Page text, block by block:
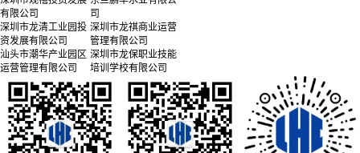
有限公司
司
深圳市龙清工业园投
资发展有限公司
深圳市龙祺商业运营
管理有限公司
汕头市潮华产业园区
运营管理有限公司
深圳市龙保职业技能
培训学校有限公司